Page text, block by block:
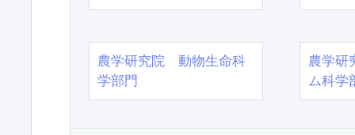
農学研究院 動物生命科
学部門
農学
ム科学